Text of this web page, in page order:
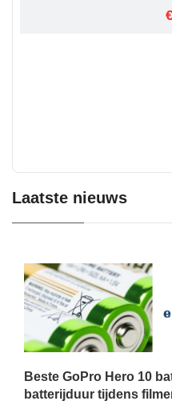
Laatste nieuws
Beste GoPro Hero 10
batterijduur tijdens